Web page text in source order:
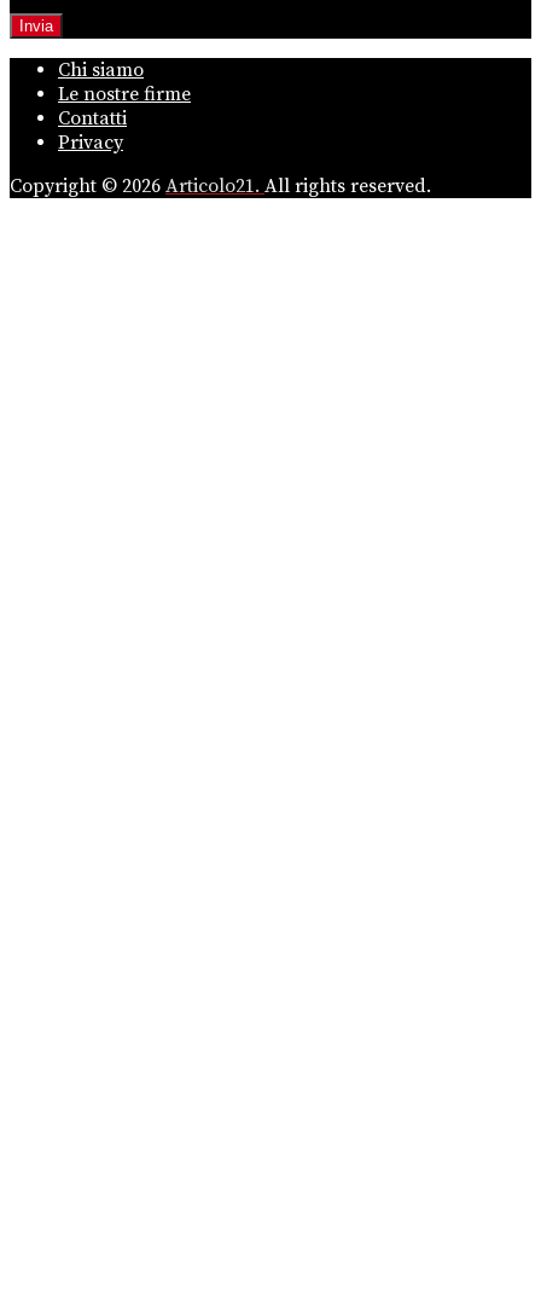
Chi siamo
Le nostre firme
Contatti
Privacy
Copyright © 2026 Articolo21. All rights reserved.